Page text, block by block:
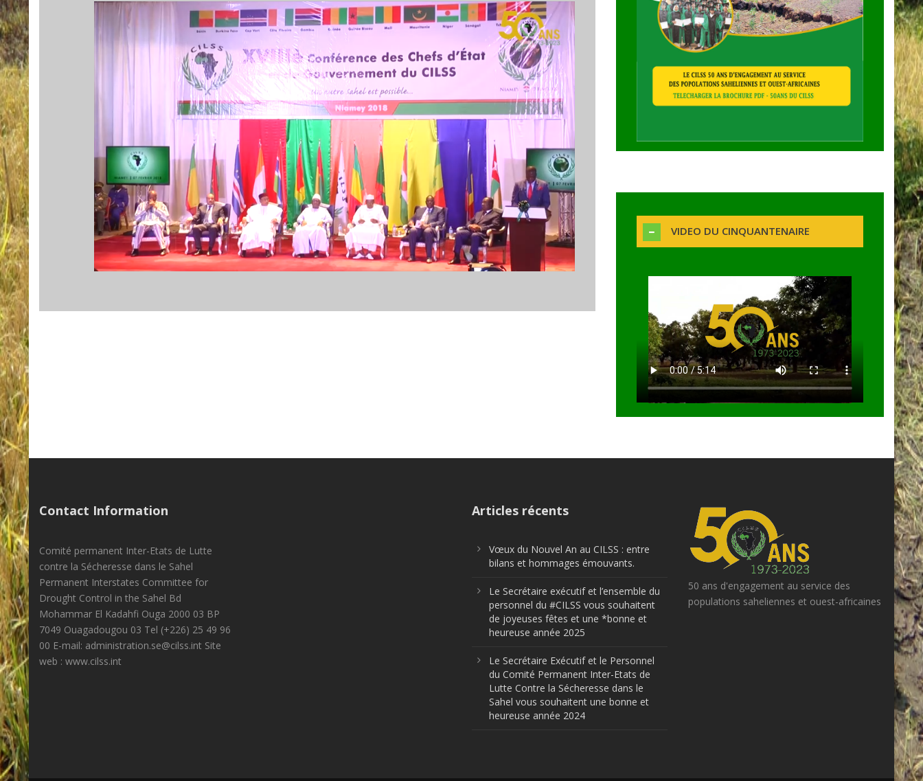
VIDEO DU CINQUANTENAIRE
Contact Information
Comité permanent Inter-Etats de Lutte
contre la Sécheresse dans le Sahel
Permanent Interstates Committee for
Drought Control in the Sahel Bd
Mohammar El Kadahfi Ouga 2000 03 BP
7049 Ouagadougou 03 Tel (+226) 25 49 96
00 E-mail: administration.se@cilss.int Site
web : www.cilss.int
Articles récents
Vœux du Nouvel An au CILSS : entre
bilans et hommages émouvants.
Le Secrétaire exécutif et l’ensemble du
personnel du #CILSS vous souhaitent
de joyeuses fêtes et une *bonne et
heureuse année 2025
Le Secrétaire Exécutif et le Personnel
du Comité Permanent Inter-Etats de
Lutte Contre la Sécheresse dans le
Sahel vous souhaitent une bonne et
heureuse année 2024
50 ans d'engagement au service des
populations saheliennes et ouest-africaines